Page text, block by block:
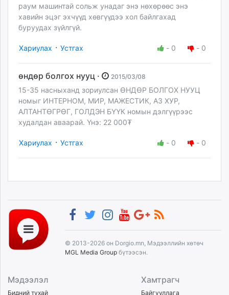
раум машинтай сольж унадаг энэ нөхөрөөс энэ
хавийн эцэг эхчүүд хөвгүүдээ хол байлгахад
буруудах зүйлгүй.
Хариулах · Устгах - 0 - 0
өндөр болгох нууц · 2015/03/08
15-35 насныханд зориулсан ӨНДӨР БОЛГОХ НУУЦ
номыг ИНТЕРНОМ, МИР, МАЖЕСТИК, АЗ ХУР,
АЛТАНТӨГРӨГ, ГОЛДЭН БҮҮК номын дэлгүүрээс
худалдан аваарай. Үнэ: 22 000₮
Хариулах · Устгах - 0 - 0
© 2013-2026 он Dorgio.mn, Мэдээллийн хөтөч
MGL Media Group бүтээсэн.
Мэдээлэл
Бидний тухай
Хамтрагч
Байгууллага